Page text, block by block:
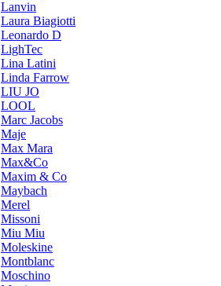
Lanvin
Laura Biagiotti
Leonardo D
LighTec
Lina Latini
Linda Farrow
LIU JO
LOOL
Marc Jacobs
Maje
Max Mara
Max&Co
Maxim & Co
Maybach
Merel
Missoni
Miu Miu
Moleskine
Montblanc
Moschino